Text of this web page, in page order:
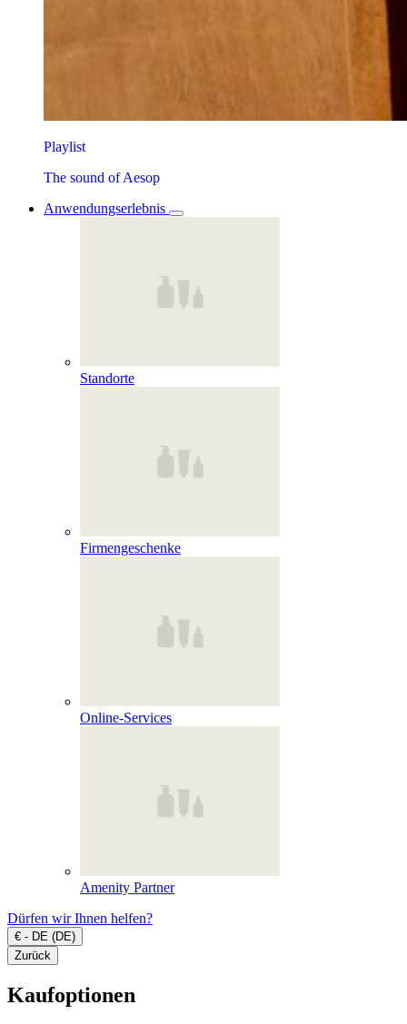
Playlist
The sound of Aesop
Anwendungserlebnis
Standorte
Firmengeschenke
Online‑Services
Amenity Partner
Dürfen wir Ihnen helfen?
€ - DE (DE)
Zurück
Kaufoptionen